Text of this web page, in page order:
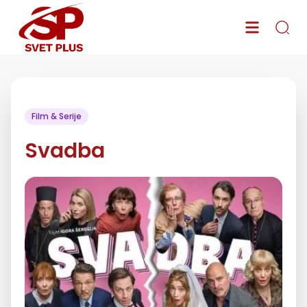
Film & Serije
Svadba